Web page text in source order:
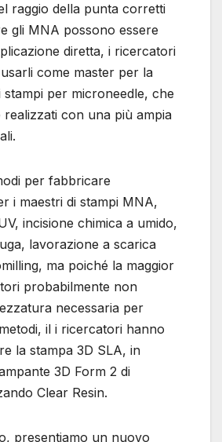
raggio della punta corretti
gli MNA possono essere
diretta, i ricercatori
come master per la
per microneedle, che
realizzati con una più ampia
per fabbricare
i maestri di stampi MNA,
incisione chimica a umido,
lavorazione a scarica
ma poiché la maggior
probabilmente non
necessaria per
il i ricercatori hanno
la stampa 3D SLA, in
3D Form 2 di
Clear Resin.
presentiamo un nuovo